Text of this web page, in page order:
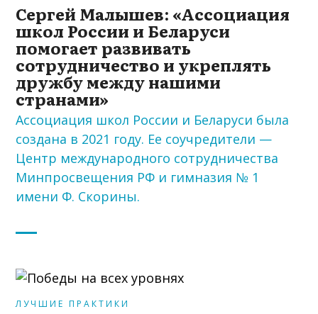
Сергей Малышев: «Ассоциация
школ России и Беларуси
помогает развивать
сотрудничество и укреплять
дружбу между нашими
странами»
Ассоциация школ России и Беларуси была
создана в 2021 году. Ее соучредители —
Центр международного сотрудничества
Минпросвещения РФ и гимназия № 1
имени Ф. Скорины.
ЛУЧШИЕ ПРАКТИКИ